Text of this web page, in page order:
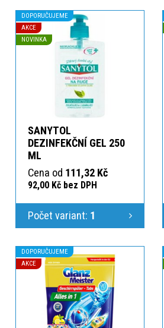
DOPORUČUJEME
AKCE
NOVINKA
SANYTOL
DEZINFEKČNÍ GEL 250
ML
Cena od 111,32 Kč
92,00 Kč bez DPH
Počet variant: 1
DOPORUČUJEME
AKCE